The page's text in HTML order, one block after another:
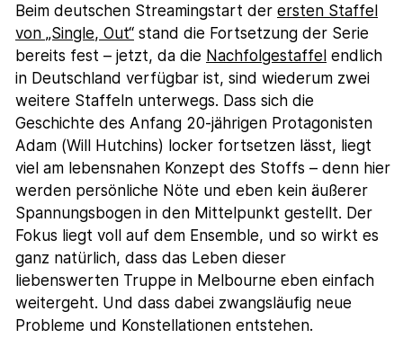
Beim deutschen Streamingstart derersten Staffel
von „Single, Out“ stand die Fortsetzung der Serie
bereits fest – jetzt, da die Nachfolgestaffel endlich
in Deutschland verfügbar ist, sind wiederum zwei
weitere Staffeln unterwegs. Dass sich die
Geschichte des Anfang 20-jährigen Protagonisten
Adam (Will Hutchins) locker fortsetzen lässt, liegt
viel am lebensnahen Konzept des Stoffs – denn hier
werden persönliche Nöte und eben kein äußerer
Spannungsbogen in den Mittelpunkt gestellt. Der
Fokus liegt voll auf dem Ensemble, und so wirkt es
ganz natürlich, dass das Leben dieser
liebenswerten Truppe in Melbourne eben einfach
weitergeht. Und dass dabei zwangsläufig neue
Probleme und Konstellationen entstehen.